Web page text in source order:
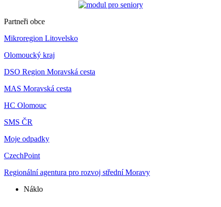
Partneři obce
Mikroregion Litovelsko
Olomoucký kraj
DSO Region Moravská cesta
MAS Moravská cesta
HC Olomouc
SMS ČR
Moje odpadky
CzechPoint
Regionální agentura pro rozvoj střední Moravy
Náklo